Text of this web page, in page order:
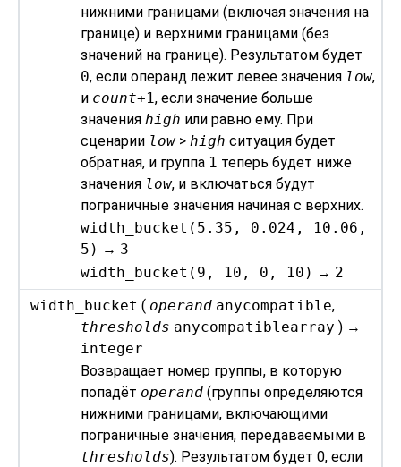
нижними границами (включая значения на
границе) и верхними границами (без
значений на границе). Результатом будет
0, если операнд лежит левее значения low,
и count+1, если значение больше
значения high или равно ему. При
сценарии low > high ситуация будет
обратная, и группа 1 теперь будет ниже
значения low, и включаться будут
пограничные значения начиная с верхних.
width_bucket(5.35, 0.024, 10.06,
5) → 3
width_bucket(9, 10, 0, 10) → 2
width_bucket ( operand anycompatible,
thresholds anycompatiblearray ) →
integer
Возвращает номер группы, в которую
попадёт operand (группы определяются
нижними границами, включающими
пограничные значения, передаваемыми в
thresholds). Результатом будет 0, если